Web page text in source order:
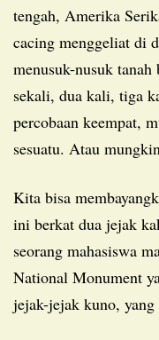
tengah, Amerika
cacing menggeliat di
menusuk-nusuk
sekali, dua kali, tiga
percobaan keempat,
sesuatu. Atau
Kita bisa membayangkan kejadian di zaman prasejarah
ini berkat dua jejak
seorang mahasiswa
National Monument
jejak-jejak kuno,